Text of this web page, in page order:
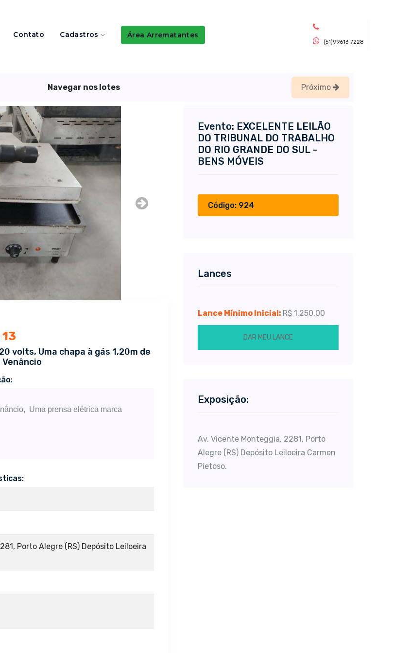
Contato Cadastros Área Arrematantes
(51)99613-7228
Navegar nos lotes Próximo
Next
volts, Uma chapa à gás 1,20m de
Venâncio
Uma prensa elétrica marca
Porto Alegre (RS) Depósito Leiloeira
Evento: EXCELENTE LEILÃO
DO TRIBUNAL DO TRABALHO
DO RIO GRANDE DO SUL -
BENS MÓVEIS
Código: 924
Lances
Lance Mínimo Inicial: R$ 1.250,00
DAR MEU LANCE
Exposição:
Av. Vicente Monteggia, 2281, Porto
Alegre (RS) Depósito Leiloeira Carmen
Pietoso.